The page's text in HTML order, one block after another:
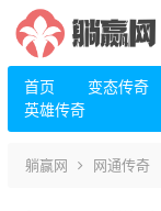
首页 变态传奇
英雄传奇
躺赢网 网通传奇